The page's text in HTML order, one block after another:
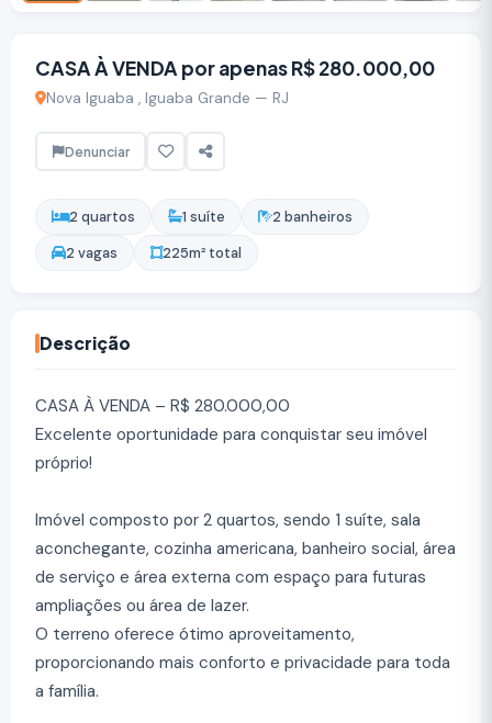
CASA À VENDA por apenas R$ 280.000,00
Nova Iguaba , Iguaba Grande — RJ
Denunciar
2 quartos 1 suíte
2 banheiros
2 vagas
225m² total
Descrição
CASA À VENDA – R$ 280.000,00
Excelente oportunidade para conquistar seu imóvel
próprio!
Imóvel composto por 2 quartos, sendo 1 suíte, sala
aconchegante, cozinha americana, banheiro social, área
de serviço e área externa com espaço para futuras
ampliações ou área de lazer.
O terreno oferece ótimo aproveitamento,
proporcionando mais conforto e privacidade para toda
a família.